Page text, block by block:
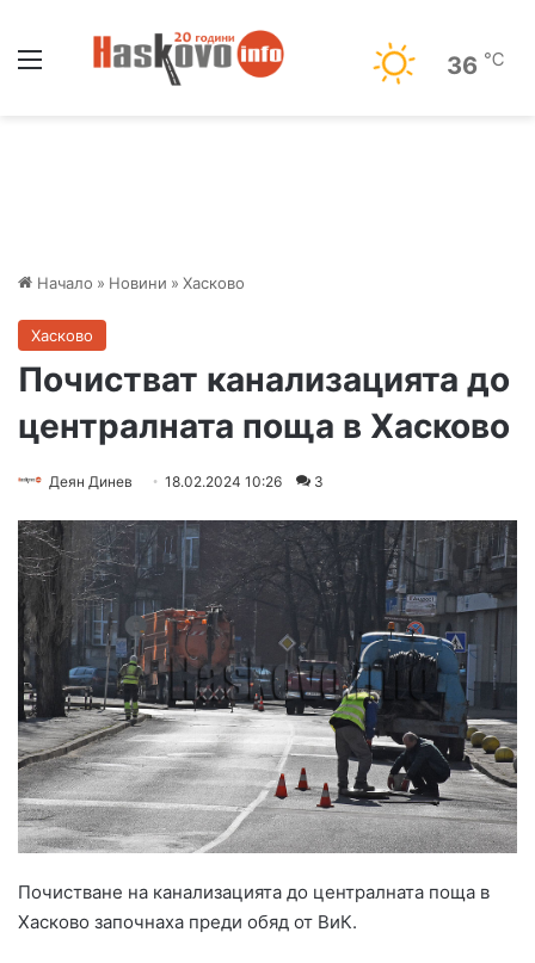
36 ℃
Начало » Новини » Хасково
Хасково
Почистват канализацията до
централната поща в Хасково
Деян Динев 18.02.2024 10:26 3
Почистване на канализацията до централната поща в
Хасково започнаха преди обяд от ВиК.